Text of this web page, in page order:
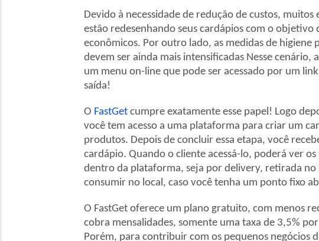
Devido à necessidade de redução de custos,
estão redesenhando seus cardápios com o objetivo
econômicos. Por outro lado, as medidas de higiene
devem ser ainda mais intensificadas Nesse
um menu on-line que pode ser acessado por um
saída!
O FastGet cumpre exatamente esse papel! Logo
você tem acesso a uma plataforma para criar um
produtos. Depois de concluir essa etapa, você
cardápio. Quando o cliente acessá-lo, poderá ver
dentro da plataforma, seja por delivery, retirada no
consumir no local, caso você tenha um ponto fixo
O FastGet oferece um plano gratuito, com menos
cobra mensalidades, somente uma taxa de 3,5%
Porém, para contribuir com os pequenos negócios